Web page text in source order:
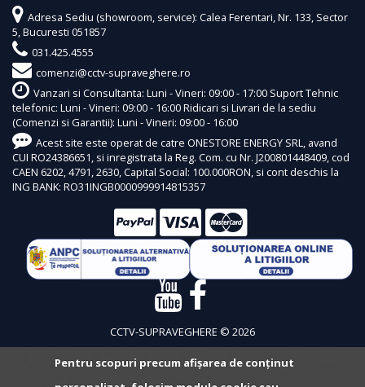
Adresa Sediu (showroom, service): Calea Ferentari, Nr. 133, Sector
5, Bucuresti 051857
031.425.4555
comenzi@cctv-supraveghere.ro
Vanzari si Consultanta: Luni - Vineri: 09:00 - 17:00 Suport Tehnic
telefonic: Luni - Vineri: 09:00 - 16:00 Ridicari si Livrari de la sediu
(Comenzi si Garantii): Luni - Vineri: 09:00 - 16:00
Acest site este operat de catre ONESTORE ENERGY SRL, avand
CUI RO24386651, si inregistrata la Reg. Com. cu Nr. J200801448409, cod
CAEN 6202, 4791, 2630, Capital Social: 100.000RON, si cont deschis la
ING BANK: RO31INGB0000999914815357
CCTV-SUPRAVEGHERE © 2026
Pentru scopuri precum afișarea de conținut